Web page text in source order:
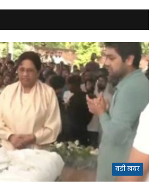
बड़ी खबर